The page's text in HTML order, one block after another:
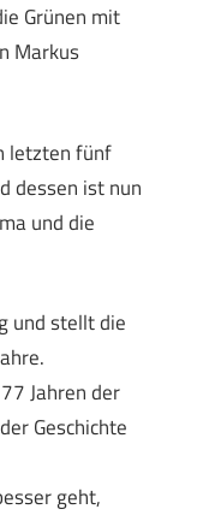
Grünen mit
Markus
letzten fünf
dessen ist nun
und die
und stellt die
Jahren der
Geschichte
geht,